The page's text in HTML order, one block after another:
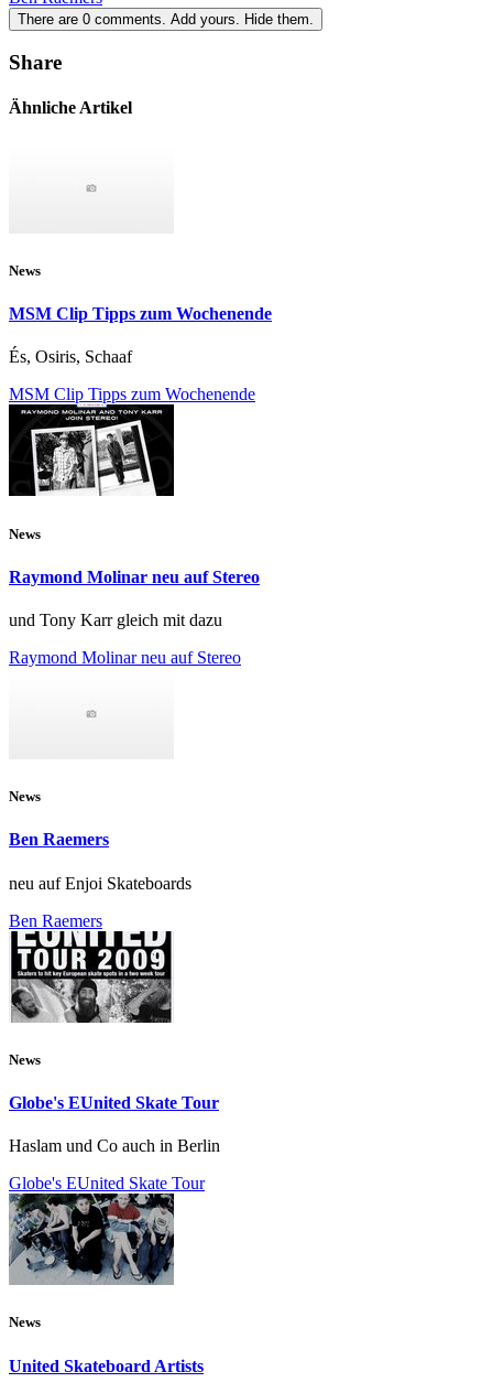
There are 0 comments. Add yours. Hide them.
Share
Ähnliche Artikel
News
MSM Clip Tipps zum Wochenende
És, Osiris, Schaaf
MSM Clip Tipps zum Wochenende
News
Raymond Molinar neu auf Stereo
und Tony Karr gleich mit dazu
Raymond Molinar neu auf Stereo
News
Ben Raemers
neu auf Enjoi Skateboards
Ben Raemers
News
Globe's EUnited Skate Tour
Haslam und Co auch in Berlin
Globe's EUnited Skate Tour
News
United Skateboard Artists